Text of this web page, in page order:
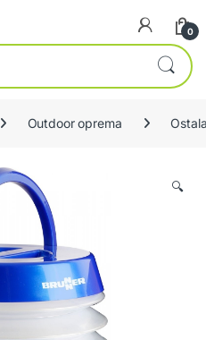
0
Outdoor oprema
🔍